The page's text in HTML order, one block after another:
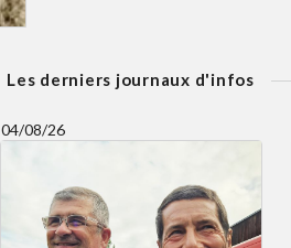
Les derniers journaux d'infos
04/08/26